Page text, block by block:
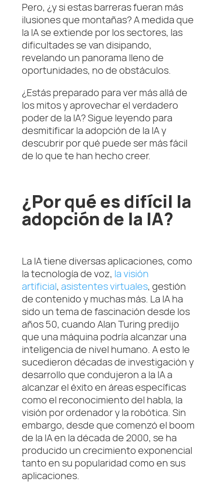
Pero, ¿y si estas barreras fueran más
ilusiones que montañas? A medida que
la IA se extiende por los sectores, las
dificultades se van disipando,
revelando un panorama lleno de
oportunidades, no de obstáculos.
¿Estás preparado para ver más allá de
los mitos y aprovechar el verdadero
poder de la IA? Sigue leyendo para
desmitificar la adopción de la IA y
descubrir por qué puede ser más fácil
de lo que te han hecho creer.
¿Por qué es difícil la
adopción de la IA?
La IA tiene diversas aplicaciones, como
la tecnología de voz, la visión
artificial, asistentes virtuales, gestión
de contenido y muchas más. La IA ha
sido un tema de fascinación desde los
años 50, cuando Alan Turing predijo
que una máquina podría alcanzar una
inteligencia de nivel humano. A esto le
sucedieron décadas de investigación y
desarrollo que condujeron a la IA a
alcanzar el éxito en áreas específicas
como el reconocimiento del habla, la
visión por ordenador y la robótica. Sin
embargo, desde que comenzó el boom
de la IA en la década de 2000, se ha
producido un crecimiento exponencial
tanto en su popularidad como en sus
aplicaciones.